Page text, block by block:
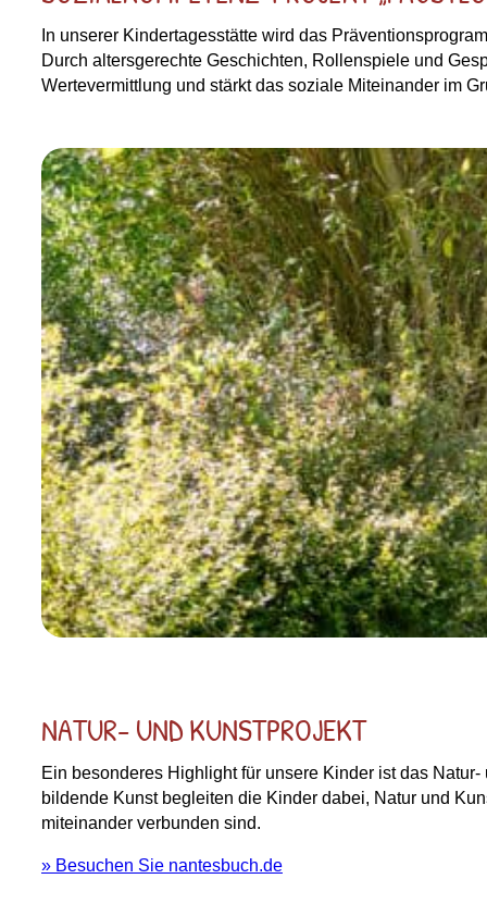
In unserer Kindertagesstätte wird das
Durch altersgerechte Geschichten, Rollenspiele und
Wertevermittlung und stärkt das soziale Miteinander im
NATUR- UND KUNSTPROJEKT
Ein besonderes Highlight für unsere Kinder ist das
bildende Kunst begleiten die Kinder dabei, Natur und
miteinander verbunden sind.
» Besuchen Sie nantesbuch.de